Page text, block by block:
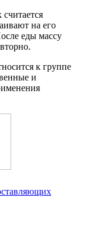
на его
еды массу
к группе
и